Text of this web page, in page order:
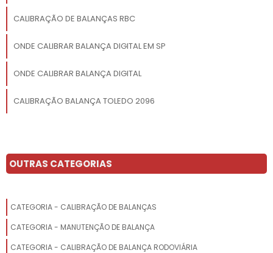
CALIBRAÇÃO DE BALANÇAS RBC
ONDE CALIBRAR BALANÇA DIGITAL EM SP
ONDE CALIBRAR BALANÇA DIGITAL
CALIBRAÇÃO BALANÇA TOLEDO 2096
CALIBRAR BALANÇA ANALÍTICA
CALIBRAÇÃO DE BALANÇA ANALÍTICA VALOR
OUTRAS CATEGORIAS
CATEGORIA - CALIBRAÇÃO DE BALANÇAS
CATEGORIA - MANUTENÇÃO DE BALANÇA
CATEGORIA - CALIBRAÇÃO DE BALANÇA RODOVIÁRIA